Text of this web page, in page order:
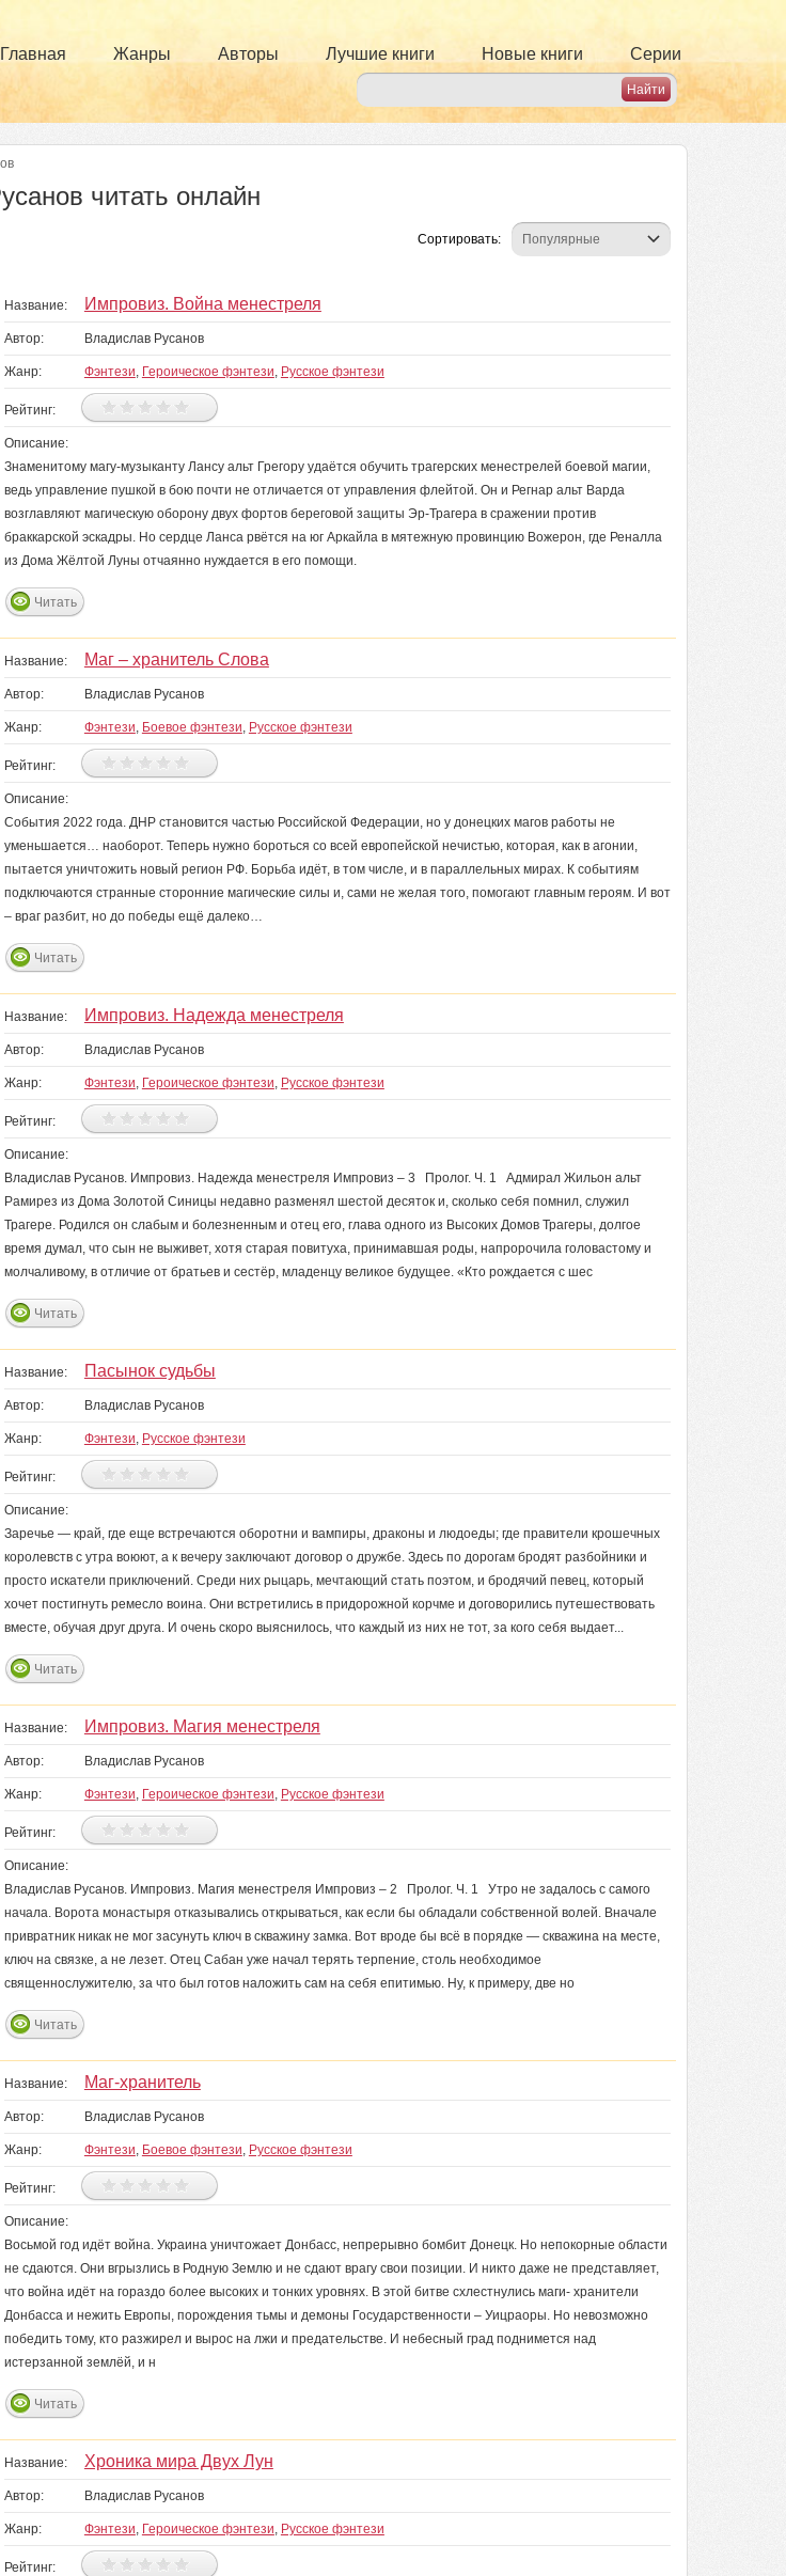
Главная Жанры Авторы Лучшие книги Новые книги Серии
читать онлайн
Сортировать:
Название: Импровиз. Война менестреля
Автор: Владислав Русанов
Жанр: Фэнтези, Героическое фэнтези, Русское фэнтези
Рейтинг:
Описание:
Знаменитому магу-музыканту Лансу альт Грегору удаётся обучить трагерских менестрелей боевой магии,
ведь управление пушкой в бою почти не отличается от управления флейтой. Он и Регнар альт Варда
возглавляют магическую оборону двух фортов береговой защиты Эр-Трагера в сражении против
браккарской эскадры. Но сердце Ланса рвётся на юг Аркайла в мятежную провинцию Вожерон, где Реналла
из Дома Жёлтой Луны отчаянно нуждается в его помощи.
Читать
Название: Маг – хранитель Слова
Автор: Владислав Русанов
Жанр: Фэнтези, Боевое фэнтези, Русское фэнтези
Рейтинг:
Описание:
События 2022 года. ДНР становится частью Российской Федерации, но у донецких магов работы не
уменьшается… наоборот. Теперь нужно бороться со всей европейской нечистью, которая, как в агонии,
пытается уничтожить новый регион РФ. Борьба идёт, в том числе, и в параллельных мирах. К событиям
подключаются странные сторонние магические силы и, сами не желая того, помогают главным героям. И вот
– враг разбит, но до победы ещё далеко…
Читать
Название: Импровиз. Надежда менестреля
Автор: Владислав Русанов
Жанр: Фэнтези, Героическое фэнтези, Русское фэнтези
Рейтинг:
Описание:
Владислав Русанов. Импровиз. Надежда менестреля Импровиз – 3 Пролог. Ч. 1 Адмирал Жильон альт
Рамирез из Дома Золотой Синицы недавно разменял шестой десяток и, сколько себя помнил, служил
Трагере. Родился он слабым и болезненным и отец его, глава одного из Высоких Домов Трагеры, долгое
время думал, что сын не выживет, хотя старая повитуха, принимавшая роды, напророчила головастому и
молчаливому, в отличие от братьев и сестёр, младенцу великое будущее. «Кто рождается с шес
Читать
Название: Пасынок судьбы
Автор: Владислав Русанов
Жанр: Фэнтези, Русское фэнтези
Рейтинг:
Описание:
Заречье — край, где еще встречаются оборотни и вампиры, драконы и людоеды; где правители крошечных
королевств с утра воюют, а к вечеру заключают договор о дружбе. Здесь по дорогам бродят разбойники и
просто искатели приключений. Среди них рыцарь, мечтающий стать поэтом, и бродячий певец, который
хочет постигнуть ремесло воина. Они встретились в придорожной корчме и договорились путешествовать
вместе, обучая друг друга. И очень скоро выяснилось, что каждый из них не тот, за кого себя выдает...
Читать
Название: Импровиз. Магия менестреля
Автор: Владислав Русанов
Жанр: Фэнтези, Героическое фэнтези, Русское фэнтези
Рейтинг:
Описание:
Владислав Русанов. Импровиз. Магия менестреля Импровиз – 2 Пролог. Ч. 1 Утро не задалось с самого
начала. Ворота монастыря отказывались открываться, как если бы обладали собственной волей. Вначале
привратник никак не мог засунуть ключ в скважину замка. Вот вроде бы всё в порядке — скважина на месте,
ключ на связке, а не лезет. Отец Сабан уже начал терять терпение, столь необходимое
священнослужителю, за что был готов наложить сам на себя епитимью. Ну, к примеру, две но
Читать
Название: Маг-хранитель
Автор: Владислав Русанов
Жанр: Фэнтези, Боевое фэнтези, Русское фэнтези
Рейтинг:
Описание:
Восьмой год идёт война. Украина уничтожает Донбасс, непрерывно бомбит Донецк. Но непокорные области
не сдаются. Они вгрызлись в Родную Землю и не сдают врагу свои позиции. И никто даже не представляет,
что война идёт на гораздо более высоких и тонких уровнях. В этой битве схлестнулись маги- хранители
Донбасса и нежить Европы, порождения тьмы и демоны Государственности – Уицраоры. Но невозможно
победить тому, кто разжирел и вырос на лжи и предательстве. И небесный град поднимется над
истерзанной землёй, и н
Читать
Название: Хроника мира Двух Лун
Автор: Владислав Русанов
Жанр: Фэнтези, Героическое фэнтези, Русское фэнтези
Рейтинг: